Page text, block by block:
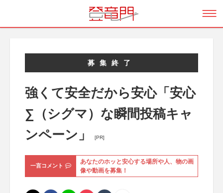
募集終了
強くて安全だから安心「安心
∑（シグマ）な瞬間投稿キャ
ンペーン」
[PR]
一言コメント
あなたのホッと安心する場所や人、物の画
像や動画を募集！